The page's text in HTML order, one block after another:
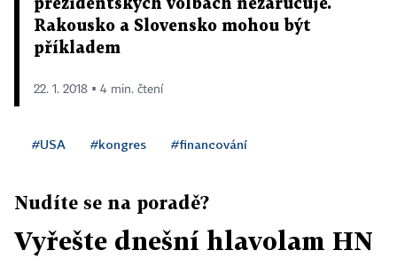
prezidentských volbách nezaručuje.
Rakousko a Slovensko mohou být
příkladem
22. 1. 2018 ▪ 4 min. čtení
#USA #kongres #financování
Nudíte se na poradě?
Vyřešte dnešní hlavolam HN